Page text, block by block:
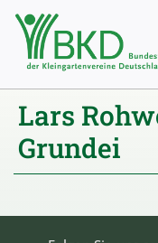
Zum
Inhalt
springen
Lars
Grundei